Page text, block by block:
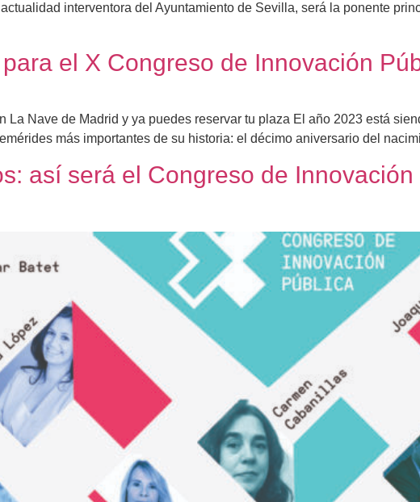
interventora del Ayuntamiento de Sevilla, será la ponente
el X Congreso de Innovación
Nave de Madrid y ya puedes reservar tu plaza El año 2023 está
más importantes de su historia: el décimo aniversario del
así será el Congreso de